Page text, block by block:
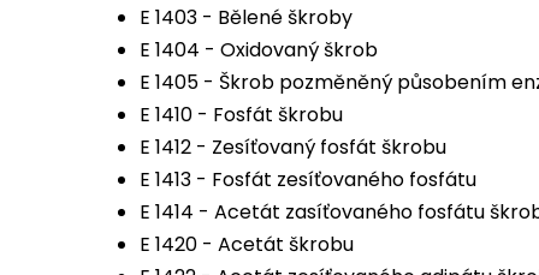
E 1403 - Bělené škroby
E 1404 - Oxidovaný škrob
E 1405 - Škrob pozměněný působením
E 1410 - Fosfát škrobu
E 1412 - Zesíťovaný fosfát škrobu
E 1413 - Fosfát zesíťovaného fosfátu
E 1414 - Acetát zasíťovaného fosfátu
E 1420 - Acetát škrobu